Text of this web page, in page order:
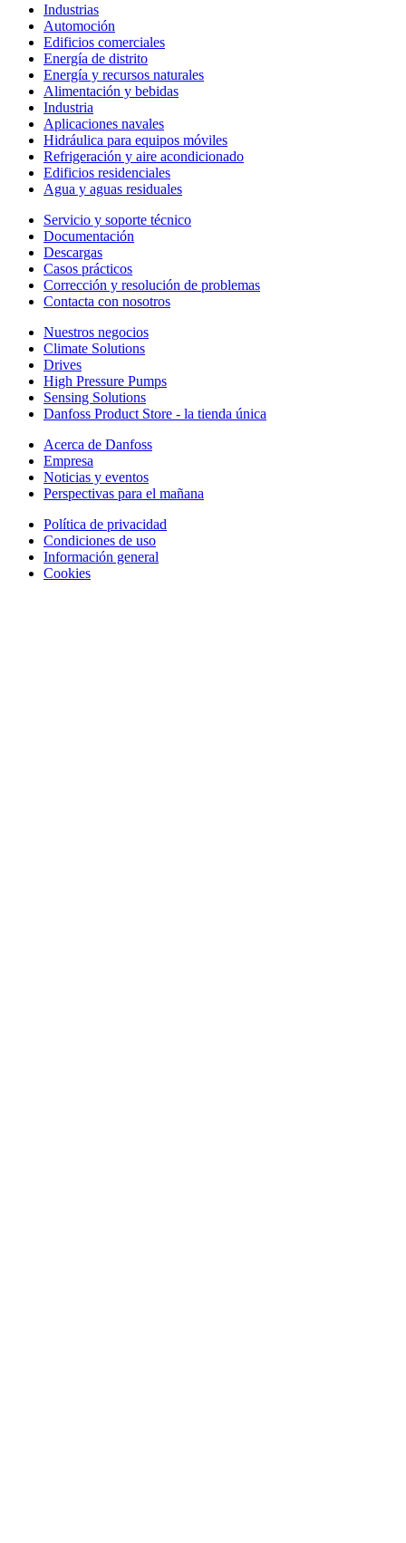
Industrias
Automoción
Edificios comerciales
Energía de distrito
Energía y recursos naturales
Alimentación y bebidas
Industria
Aplicaciones navales
Hidráulica para equipos móviles
Refrigeración y aire acondicionado
Edificios residenciales
Agua y aguas residuales
Servicio y soporte técnico
Documentación
Descargas
Casos prácticos
Corrección y resolución de problemas
Contacta con nosotros
Nuestros negocios
Climate Solutions
Drives
High Pressure Pumps
Sensing Solutions
Danfoss Product Store - la tienda única
Acerca de Danfoss
Empresa
Noticias y eventos
Perspectivas para el mañana
Política de privacidad
Condiciones de uso
Información general
Cookies